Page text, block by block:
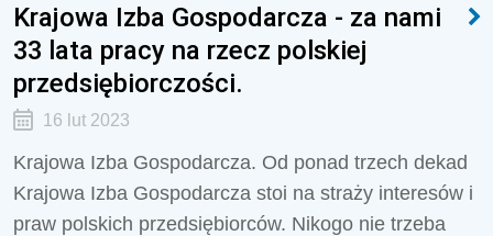
Krajowa Izba Gospodarcza - za nami
33 lata pracy na rzecz polskiej
przedsiębiorczości.
16 lut 2023
Krajowa Izba Gospodarcza. Od ponad trzech dekad
Krajowa Izba Gospodarcza stoi na straży interesów i
praw polskich przedsiębiorców. Nikogo nie trzeba